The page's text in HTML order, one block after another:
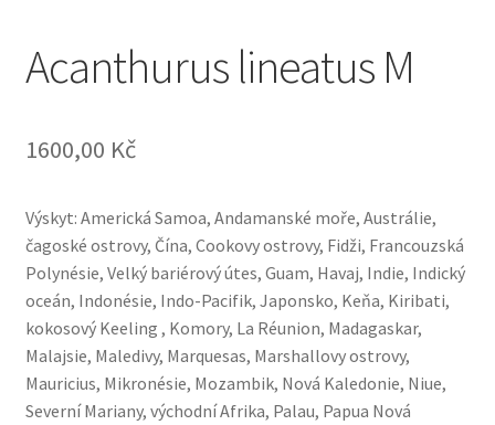
Acanthurus lineatus M
1600,00 Kč
Výskyt: Americká Samoa, Andamanské moře, Austrálie,
čagoské ostrovy, Čína, Cookovy ostrovy, Fidži, Francouzská
Polynésie, Velký bariérový útes, Guam, Havaj, Indie, Indický
oceán, Indonésie, Indo-Pacifik, Japonsko, Keňa, Kiribati,
kokosový Keeling , Komory, La Réunion, Madagaskar,
Malajsie, Maledivy, Marquesas, Marshallovy ostrovy,
Mauricius, Mikronésie, Mozambik, Nová Kaledonie, Niue,
Severní Mariany, východní Afrika, Palau, Papua Nová